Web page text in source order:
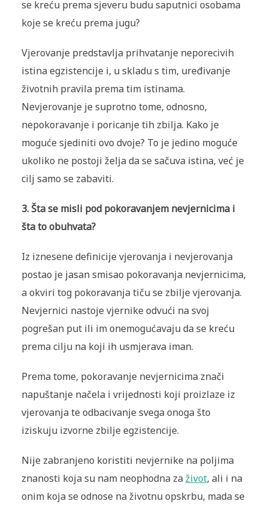
se kreću prema sjeveru budu saputnici osobama
koje se kreću prema jugu?
Vjerovanje predstavlja prihvatanje neporecivih
istina egzistencije i, u skladu s tim, uređivanje
životnih pravila prema tim istinama.
Nevjerovanje je suprotno tome, odnosno,
nepokoravanje i poricanje tih zbilja. Kako je
moguće sjediniti ovo dvoje? To je jedino moguće
ukoliko ne postoji želja da se sačuva istina, već je
cilj samo se zabaviti.
3. Šta se misli pod pokoravanjem nevjernicima i
šta to obuhvata?
Iz iznesene definicije vjerovanja i nevjerovanja
postao je jasan smisao pokoravanja nevjernicima,
a okviri tog pokoravanja tiču se zbilje vjerovanja.
Nevjernici nastoje vjernike odvući na svoj
pogrešan put ili im onemogućavaju da se kreću
prema cilju na koji ih usmjerava iman.
Prema tome, pokoravanje nevjernicima znači
napuštanje načela i vrijednosti koji proizlaze iz
vjerovanja te odbacivanje svega onoga što
iziskuju izvorne zbilje egzistencije.
Nije zabranjeno koristiti nevjernike na poljima
znanosti koja su nam neophodna zaživot, ali i na
onim koja se odnose na životnu opskrbu, mada se